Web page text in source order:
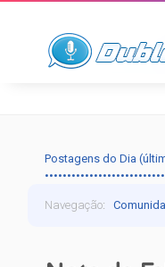
Postagens do Dia
Navegação: